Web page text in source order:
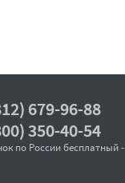
679-96-88
350-40-54
по России бесплатный -